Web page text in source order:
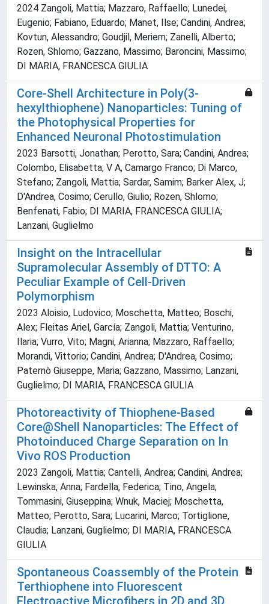
2024 Zangoli, Mattia; Mazzaro, Raffaello; Lunedei,
Eugenio; Fabiano, Eduardo; Manet, Ilse; Candini, Andrea;
Kovtun, Alessandro; Goudjil, Meriem; Zanelli, Alberto;
Rozen, Shlomo; Gazzano, Massimo; Baroncini, Massimo;
DI MARIA, FRANCESCA GIULIA
Core-Shell Architecture in Poly(3-
hexylthiophene) Nanoparticles: Tuning of
the Photophysical Properties for
Enhanced Neuronal Photostimulation
2023 Barsotti, Jonathan; Perotto, Sara; Candini, Andrea;
Colombo, Elisabetta; V A, Camargo Franco; Di Marco,
Stefano; Zangoli, Mattia; Sardar, Samim; Barker Alex, J;
D'Andrea, Cosimo; Cerullo, Giulio; Rozen, Shlomo;
Benfenati, Fabio; DI MARIA, FRANCESCA GIULIA;
Lanzani, Guglielmo
Insight on the Intracellular
Supramolecular Assembly of DTTO: A
Peculiar Example of Cell-Driven
Polymorphism
2023 Aloisio, Ludovico; Moschetta, Matteo; Boschi,
Alex; Fleitas Ariel, García; Zangoli, Mattia; Venturino,
Ilaria; Vurro, Vito; Magni, Arianna; Mazzaro, Raffaello;
Morandi, Vittorio; Candini, Andrea; D'Andrea, Cosimo;
Paternò Giuseppe, Maria; Gazzano, Massimo; Lanzani,
Guglielmo; DI MARIA, FRANCESCA GIULIA
Photoreactivity of Thiophene-Based
Core@Shell Nanoparticles: The Effect of
Photoinduced Charge Separation on In
Vivo ROS Production
2023 Zangoli, Mattia; Cantelli, Andrea; Candini, Andrea;
Lewinska, Anna; Fardella, Federica; Tino, Angela;
Tommasini, Giuseppina; Wnuk, Maciej; Moschetta,
Matteo; Perotto, Sara; Lucarini, Marco; Tortiglione,
Claudia; Lanzani, Guglielmo; DI MARIA, FRANCESCA
GIULIA
Spontaneous Coassembly of the Protein
Terthiophene into Fluorescent